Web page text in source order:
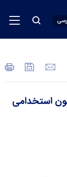
استخدامی